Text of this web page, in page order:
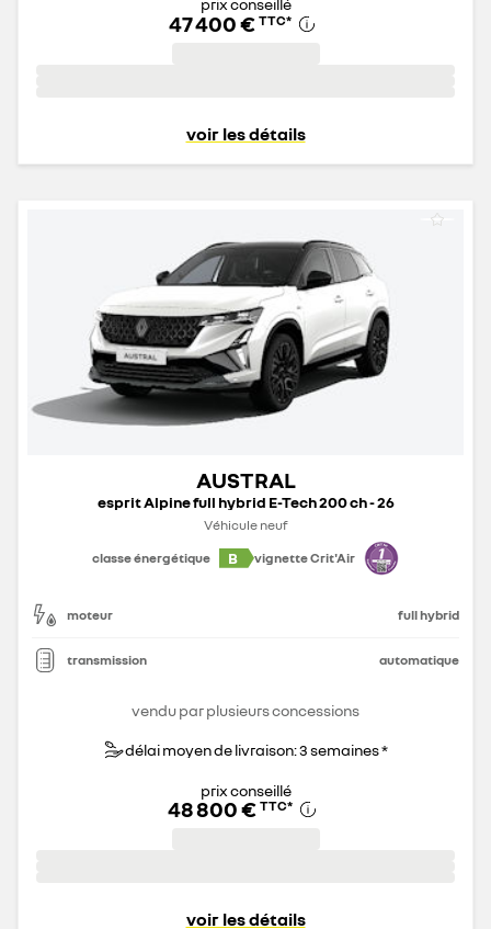
prix conseillé
47 400 € TTC*
voir les détails
AUSTRAL
esprit Alpine full hybrid E-Tech 200 ch - 26
Véhicule neuf
classe énergétique
B vignette Crit'Air
moteur full hybrid
transmission automatique
vendu par plusieurs concessions
délai moyen de livraison: 3 semaines *
prix conseillé
48 800 € TTC*
voir les détails